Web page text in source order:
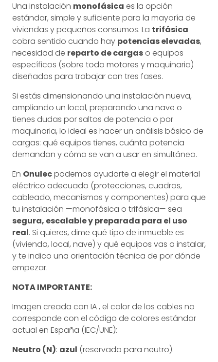
Una instalación monofásica es la opción
estándar, simple y suficiente para la mayoría de
viviendas y pequeños consumos. La trifásica
cobra sentido cuando hay potencias elevadas,
necesidad de reparto de cargaso equipos
específicos (sobre todo motores y maquinaria)
diseñados para trabajar con tres fases.
Si estás dimensionando una instalación nueva,
ampliando un local, preparando una nave o
tienes dudas por saltos de potencia o por
maquinaria, lo ideal es hacer un análisis básico de
cargas: qué equipos tienes, cuánta potencia
demandan y cómo se van a usar en simultáneo.
En Onulecpodemos ayudarte a elegir el material
eléctrico adecuado (protecciones, cuadros,
cableado, mecanismos y componentes) para que
tu instalación —monofásica o trifásica— sea
segura, escalable y preparada para el uso
real. Si quieres, dime qué tipo de inmueble es
(vivienda, local, nave) y qué equipos vas a instalar,
y te indico una orientación técnica de por dónde
empezar.
NOTA IMPORTANTE:
Imagen creada con IA , el color de los cables no
corresponde con el código de colores estándar
actual en España (IEC/UNE):
Neutro (N): azul (reservado para neutro).